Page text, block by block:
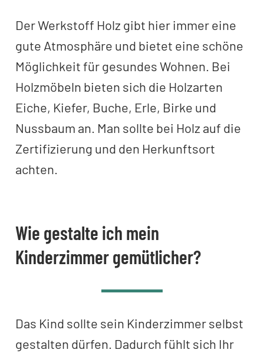
Der Werkstoff Holz gibt hier immer eine
gute Atmosphäre und bietet eine schöne
Möglichkeit für gesundes Wohnen. Bei
Holzmöbeln bieten sich die Holzarten
Eiche, Kiefer, Buche, Erle, Birke und
Nussbaum an. Man sollte bei Holz auf die
Zertifizierung und den Herkunftsort
achten.
Wie gestalte ich mein
Kinderzimmer gemütlicher?
Das Kind sollte sein Kinderzimmer selbst
gestalten dürfen. Dadurch fühlt sich Ihr